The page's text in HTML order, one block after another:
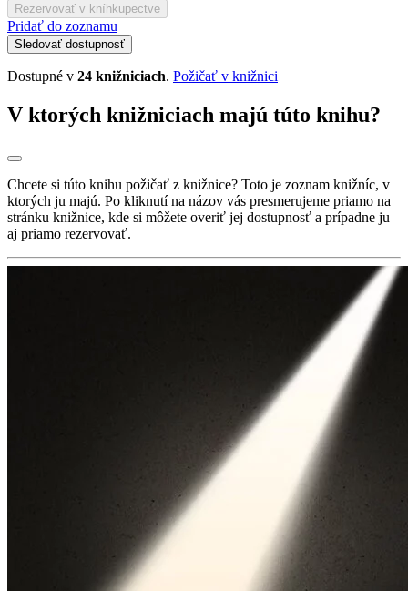
Rezervovať v kníhkupectve
Pridať do zoznamu
Sledovať dostupnosť
Dostupné v 24 knižniciach. Požičať v knižnici
V ktorých knižniciach majú túto knihu?
Chcete si túto knihu požičať z knižnice? Toto je zoznam knižníc, v
ktorých ju majú. Po kliknutí na názov vás presmerujeme priamo na
stránku knižnice, kde si môžete overiť jej dostupnosť a prípadne ju
aj priamo rezervovať.